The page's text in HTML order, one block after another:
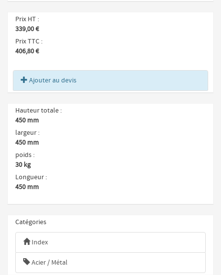
Prix HT
339,00 €
Prix TTC
406,80 €
Ajouter au devis
Hauteur totale
450 mm
largeur
450 mm
poids
30 kg
Longueur
450 mm
Catégories
Index
Acier / Métal